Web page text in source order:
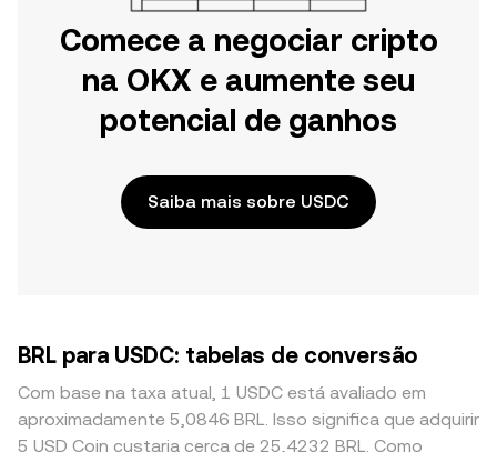
Comece a negociar cripto
na OKX e aumente seu
potencial de ganhos
Saiba mais sobre USDC
BRL para USDC: tabelas de conversão
Com base na taxa atual, 1 USDC está avaliado em
aproximadamente 5,0846 BRL. Isso significa que adquirir
5 USD Coin custaria cerca de 25,4232 BRL. Como